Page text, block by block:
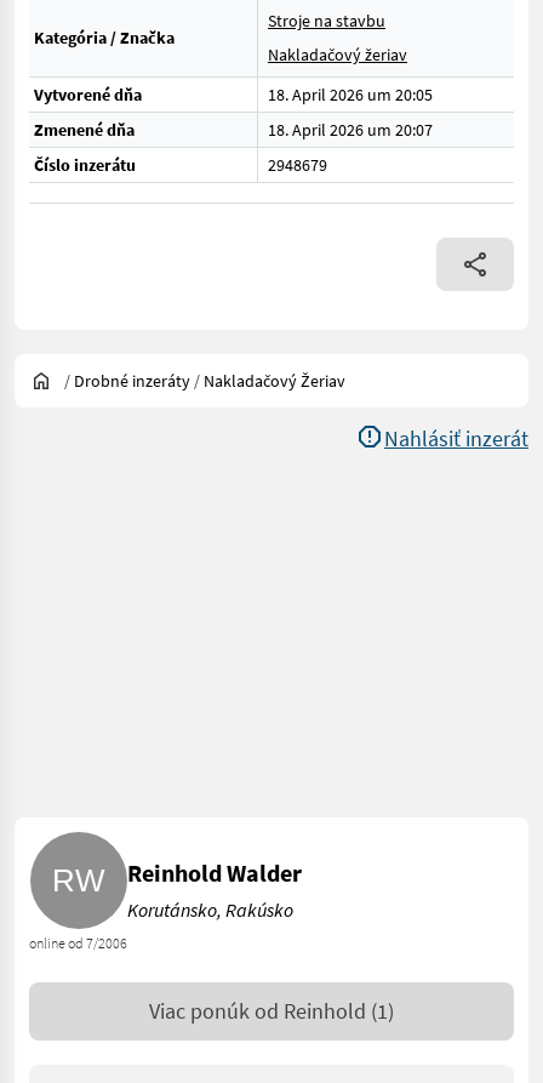
Kategória / Značka
Stroje na stavbu
Nakladačový žeriav
Vytvorené dňa
18. April 2026 um 20:05
Zmenené dňa
18. April 2026 um 20:07
Číslo inzerátu
2948679
/ Drobné inzeráty / Nakladačový Žeriav
Nahlásiť inzerát
online od 7/2006
Reinhold Walder
Korutánsko, Rakúsko
Viac ponúk od Reinhold (1)